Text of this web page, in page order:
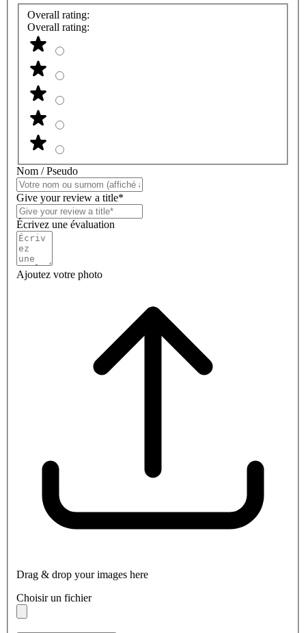
Overall rating:
Overall rating:
Nom / Pseudo
Give your review a title*
Écrivez une évaluation
Ajoutez votre photo
Drag & drop your images here
Choisir un fichier